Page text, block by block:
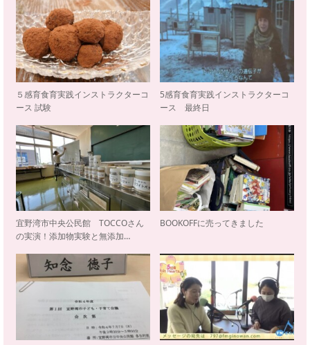
５感育食育実践インストラクターコ
ース 試験
5感育食育実践インストラクターコ
ース 最終日
宜野湾市中央公民館 TOCCOさん
の実演！添加物実験と無添加…
BOOKOFFに売ってきました